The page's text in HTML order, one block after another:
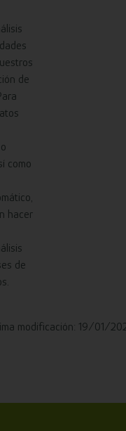
de
como
hacer
de
modificación: 19/01/